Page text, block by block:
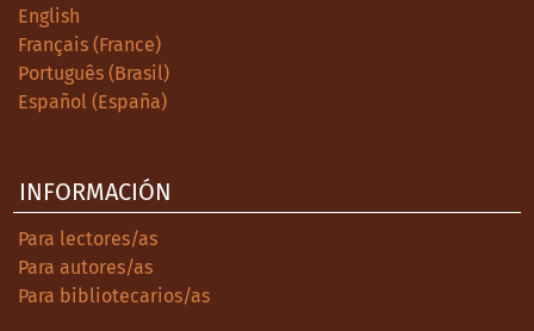
Universal. En:
Fondebrider, Jorge (2017). Historia de los
hombres lobo. Madrid: Sexto Piso.
Paris: L’Harmattan
Ginzburg, Carlo (2003). Historia nocturna.
España: Península.
English
Français (France)
Português (Brasil)
Español (España)
INFORMACIÓN
Para lectores/as
Para autores/as
Para bibliotecarios/as